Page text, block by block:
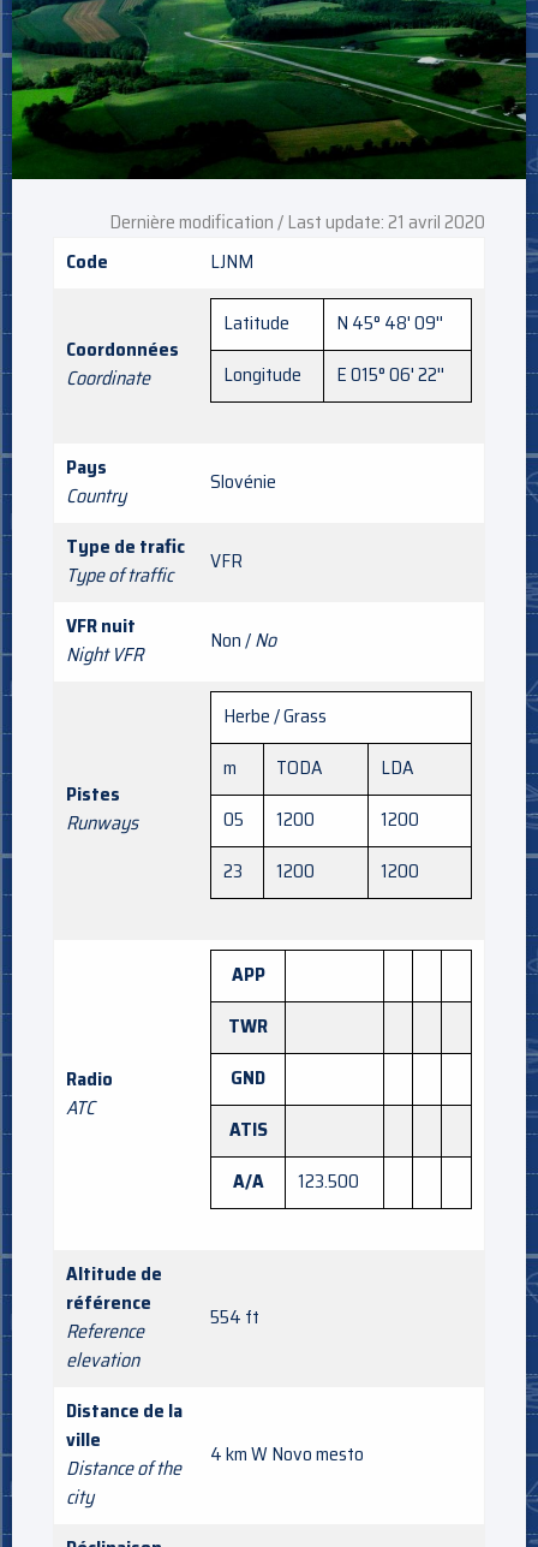
Dernière modification / Last update: 21 avril 2020
Code
LJNM
Coordonnées
Coordinate
Latitude
N 45° 48' 09''
Longitude
E 015° 06' 22''
Pays
Country
Slovénie
Type de trafic
Type of traffic
VFR
VFR nuit
Night VFR
Non /No
Pistes
Runways
Herbe / Grass
m
TODA
LDA
05
1200
1200
23
1200 1200
Radio
ATC
APP
TWR
GND
ATIS
A/A
123.500
Altitude de
référence
Reference
elevation
554 ft
Distance de la
ville
Distance of the
city
4 km W Novo mesto